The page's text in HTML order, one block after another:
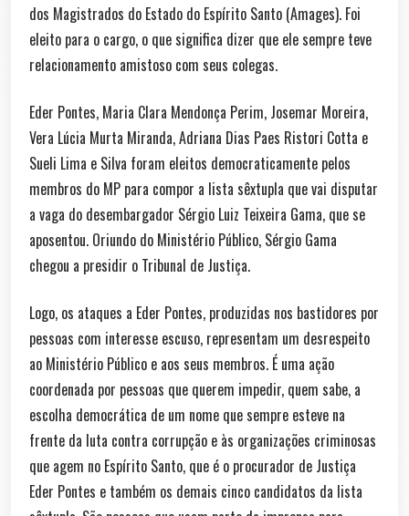
dos Magistrados do Estado do Espírito Santo (Amages). Foi
eleito para o cargo, o que significa dizer que ele sempre teve
relacionamento amistoso com seus colegas.
Eder Pontes, Maria Clara Mendonça Perim, Josemar Moreira,
Vera Lúcia Murta Miranda, Adriana Dias Paes Ristori Cotta e
Sueli Lima e Silva foram eleitos democraticamente pelos
membros do MP para compor a lista sêxtupla que vai disputar
a vaga do desembargador Sérgio Luiz Teixeira Gama, que se
aposentou. Oriundo do Ministério Público, Sérgio Gama
chegou a presidir o Tribunal de Justiça.
Logo, os ataques a Eder Pontes, produzidas nos bastidores por
pessoas com interesse escuso, representam um desrespeito
ao Ministério Público e aos seus membros. É uma ação
coordenada por pessoas que querem impedir, quem sabe, a
escolha democrática de um nome que sempre esteve na
frente da luta contra corrupção e às organizações criminosas
que agem no Espírito Santo, que é o procurador de Justiça
Eder Pontes e também os demais cinco candidatos da lista